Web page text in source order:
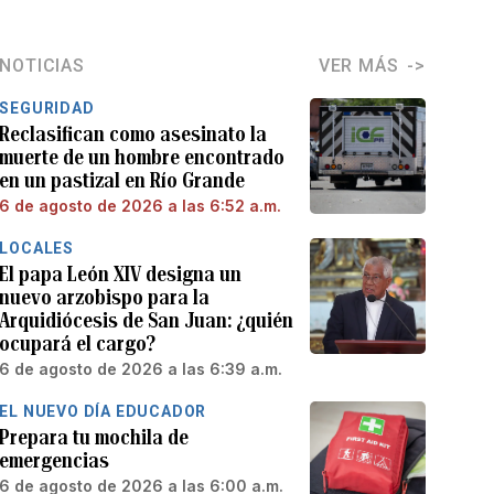
NOTICIAS VER MÁS
SEGURIDAD
Reclasifican como asesinato la
muerte de un hombre encontrado
en un pastizal en Río Grande
6 de agosto de 2026 a las 6:52 a.m.
LOCALES
El papa León XIV designa un
nuevo arzobispo para la
Arquidiócesis de San Juan: ¿quién
ocupará el cargo?
6 de agosto de 2026 a las 6:39 a.m.
EL NUEVO DÍA EDUCADOR
Prepara tu mochila de
emergencias
6 de agosto de 2026 a las 6:00 a.m.